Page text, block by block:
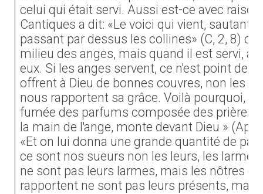
celui qui était servi. Aussi est-ce avec
Cantiques a dit: «Le voici qui vient, sautant
passant par dessus les collines» (C, 2, 8)
milieu des anges, mais quand il est servi,
eux. Si les anges servent, ce n'est point de
offrent à Dieu de bonnes couvres, non les
nous rapportent sa grâce. Voilà pourquoi,
fumée des parfums composée des prières
la main de l'ange, monte devant Dieu » (Ap
«Et on lui donna une grande quantité de
ce sont nos sueurs non les leurs, les
ne sont pas leurs larmes, mais les nôtres
rapportent ne sont pas leurs présents, mais